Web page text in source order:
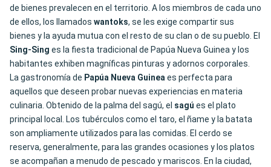
de bienes prevalecen en el territorio. A los miembros de cada uno
de ellos, los llamados wantoks, se les exige compartir sus
bienes y la ayuda mutua con el resto de su clan o de su pueblo. El
Sing-Sing es la fiesta tradicional de Papúa Nueva Guinea y los
habitantes exhiben magníficas pinturas y adornos corporales.
La gastronomía de Papúa Nueva Guineaes perfecta para
aquellos que deseen probar nuevas experiencias en materia
culinaria. Obtenido de la palma del sagú, el sagú es el plato
principal local. Los tubérculos como el taro, el ñame y la batata
son ampliamente utilizados para las comidas. El cerdo se
reserva, generalmente, para las grandes ocasiones y los platos
se acompañan a menudo de pescado y mariscos. En la ciudad,